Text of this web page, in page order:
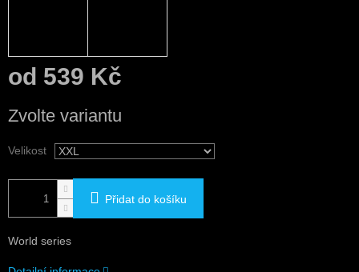
od 539 Kč
cena:
Zvolte variantu
Velikost
Přidat do košíku
World series